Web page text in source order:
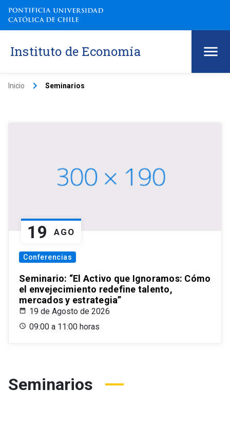
Instituto de Economía
Inicio keyboard_arrow_right Seminarios
19 AGO
Conferencias
Seminario: “El Activo que Ignoramos: Cómo
el envejecimiento redefine talento,
mercados y estrategia”
19 de Agosto de 2026
09:00 a 11:00 horas
Seminarios